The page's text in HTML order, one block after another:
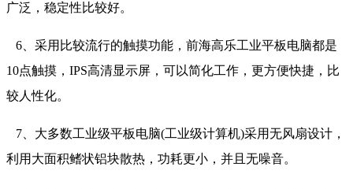
广泛，稳定性比较好。
6、采用比较流行的触摸功能，前海高乐工业平板电脑都是
10点触摸，IPS高清显示屏，可以简化工作，更方便快捷，比
较人性化。
7、大多数工业级平板电脑(工业级计算机)采用无风扇设计，
利用大面积鳍状铝块散热，功耗更小，并且无噪音。